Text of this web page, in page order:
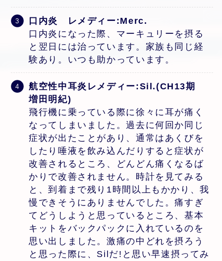
口内炎 レメディー:Merc.
口内炎になった際、マーキュリーを摂る
と翌日には治っています。家族も同じ経
験あり。いつも助かっています。
航空性中耳炎レメディー:Sil.(CH13期
増田明紀)
飛行機に乗っている際に徐々に耳が痛く
なってしまいました。過去に何回か同じ
症状が出たことがあり、通常はあくびを
したり唾液を飲み込んだりすると症状が
改善されるところ、どんどん痛くなるば
かりで改善されません。時計を見てみる
と、到着まで残り1時間以上もかかり、我
慢できそうにありませんでした。痛すぎ
てどうしようと思っているところ、基本
キットをバックパックに入れているのを
思い出しました。激痛の中どれを摂ろう
と思った際に、Silだ!と思い早速摂ってみ